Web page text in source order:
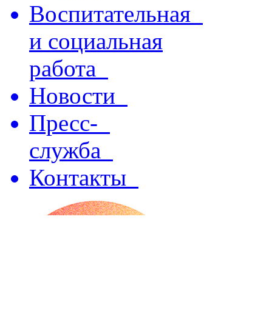
Воспитательная
и социальная
работа
Новости
Пресс-
служба
Контакты